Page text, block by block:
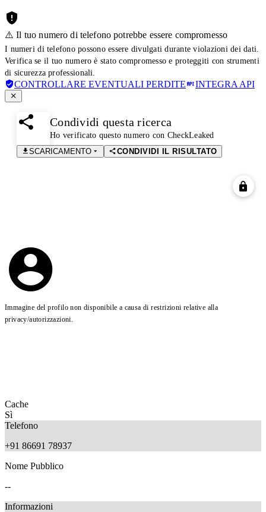
⚠️ Il tuo numero di telefono potrebbe essere compromesso
I numeri di telefono possono essere divulgati durante violazioni dei dati.
Verifica se il tuo numero è stato compromesso e proteggiti con strumenti
di sicurezza professionali.
CONTROLLARE EVENTUALI PERDITE INTEGRA API
Condividi questa ricerca
Ho verificato questo numero con CheckLeaked
SCARICAMENTO
CONDIVIDI IL RISULTATO
Immagine del profilo non disponibile a causa di restrizioni relative alla
privacy/autorizzazioni.
Cache
Sì
Telefono
+91 86691 78937
Nome Pubblico
--
Informazioni